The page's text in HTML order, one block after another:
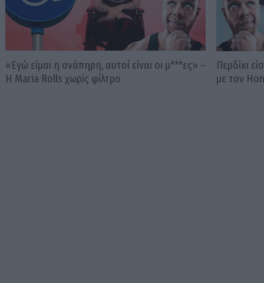
«Εγώ είμαι η ανάπηρη, αυτοί είναι οι μ***ες» –
Η Maria Rolls χωρίς φίλτρο
Περδίκι
με τον